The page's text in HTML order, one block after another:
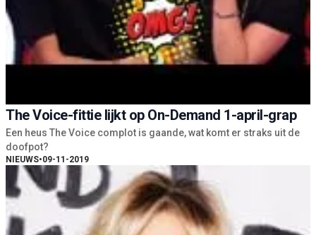
The Voice-fittie lijkt op On-Demand 1-april-grap
Een heus The Voice complot is gaande, wat komt er straks uit de
doofpot?
NIEUWS•09-11-2019